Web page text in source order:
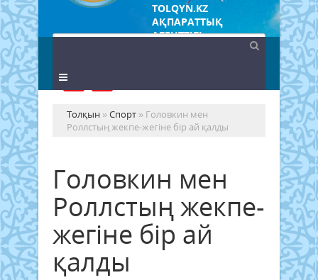
TOLQYN.KZ
АҚПАРАТТЫҚ
АГЕНТТІГІ
Толқын »Спорт » Головкин мен
Роллстың жекпе-жегіне бір ай қалды
Головкин мен
Роллстың жекпе-
жегіне бір ай
қалды